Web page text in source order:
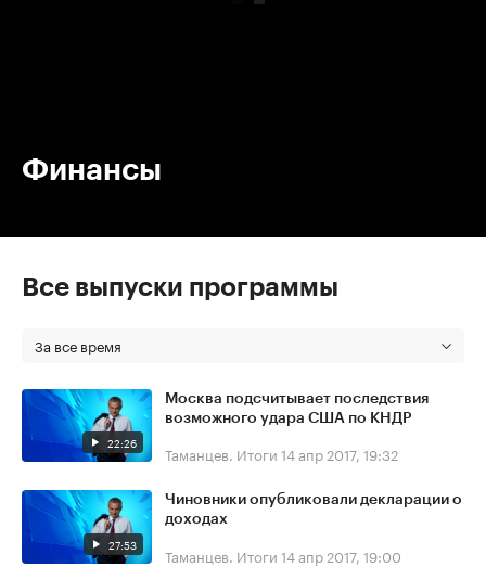
Финансы
Все выпуски программы
За все время
22:26
Москва подсчитывает последствия
возможного удара США по КНДР
Таманцев. Итоги 14 апр 2017, 19:32
27:53
Чиновники опубликовали декларации о
доходах
Таманцев. Итоги 14 апр 2017, 19:00